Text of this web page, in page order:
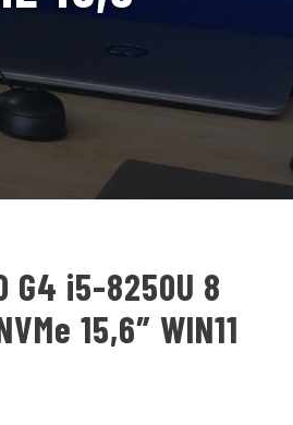
G4 i5-8250U 8
15,6″ WIN11